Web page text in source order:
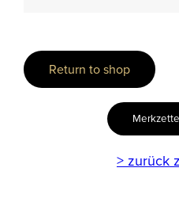
Return to shop
> zurück